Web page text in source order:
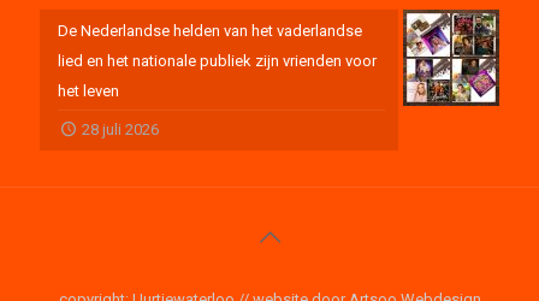
De Nederlandse helden van het vaderlandse
lied en het nationale publiek zijn vrienden voor
het leven
28 juli 2026